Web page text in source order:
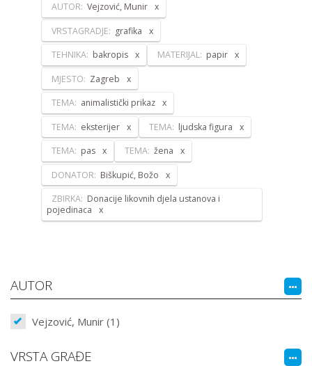
AUTOR: Vejzović, Munir
VRSTAGRADJE: grafika
TEHNIKA: bakropis MATERIJAL: papir
MJESTO: Zagreb
TEMA: animalistički prikaz
TEMA: eksterijer TEMA: ljudska figura
TEMA: pas TEMA: žena
DONATOR: Biškupić, Božo
ZBIRKA: Donacije likovnih djela ustanova i
pojedinaca
AUTOR
Vejzović, Munir (1)
VRSTA GRAĐE